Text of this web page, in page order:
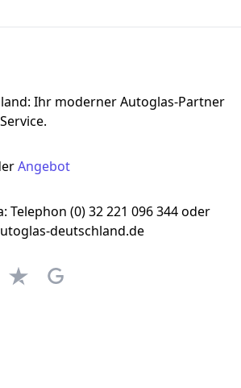
Ihr moderner Autoglas-Partner
Angebot
Telephon (0) 32 221 096 344 oder
deutschland.de
TrustpilotGoogle Business Profile